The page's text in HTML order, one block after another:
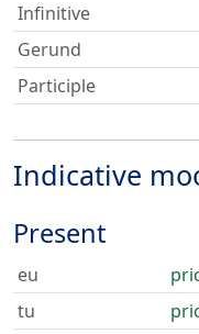
Infinitive
Gerund
Participle
Indicative
Present
eu
tu